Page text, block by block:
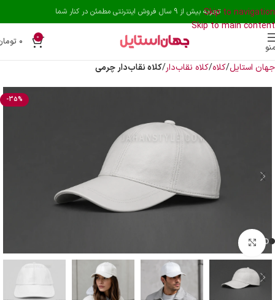
Skip to navigation
Skip to main content
تجربه بیش از 9 سال فروش اینترنتی مطمئن در کنار شما
0 ۰
جهان استایل کلاه کلاه نقاب‌دار کلاه نقاب‌دار چرمی
-35%
بزرگنمایی تصویر